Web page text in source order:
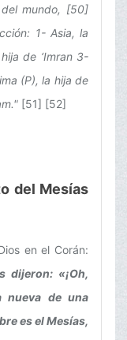
mundo, [50]
1- Asia, la
de ‘Imran 3-
(P), la hija de
[51] [52]
del Mesías
en el Corán:
dijeron: «¡Oh,
nueva de una
es el Mesías,